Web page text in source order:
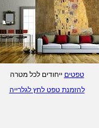
הדפסת טפטים מעוצבים - לחץ/י
לפרטים
טפטים ייחודים לכל מטרה
להזמנת טפט לחץ לגלרייה